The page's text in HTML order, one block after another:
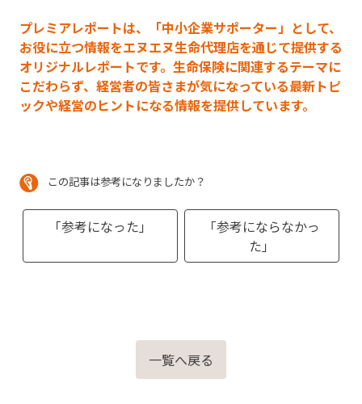
プレミアレポートは、「中小企業サポーター」として、
お役に立つ情報をエヌエヌ生命代理店を通じて提供する
オリジナルレポートです。生命保険に関連するテーマに
こだわらず、経営者の皆さまが気になっている最新トピ
ックや経営のヒントになる情報を提供しています。
この記事は参考になりましたか？
「参考になった」
「参考にならなかっ
た」
一覧へ戻る